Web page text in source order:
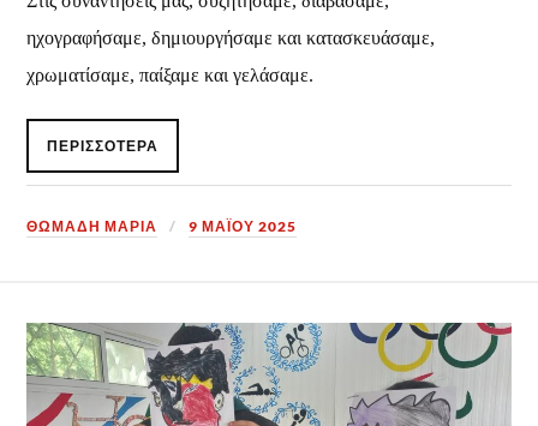
ηχογραφήσαμε, δημιουργήσαμε και κατασκευάσαμε,
χρωματίσαμε, παίξαμε και γελάσαμε.
ΠΕΡΙΣΣΌΤΕΡΑ
ΘΩΜΑΔΗ ΜΑΡΙΑ 9 ΜΑΪ́ΟΥ 2025